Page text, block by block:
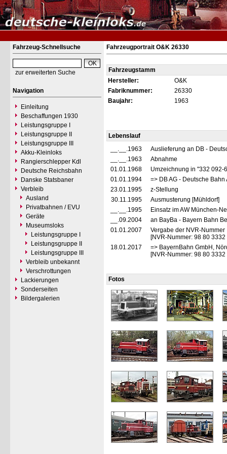
Fahrzeug-Schnellsuche
zur erweiterten Suche
Navigation
Einleitung
Beschaffungen 1930
Leistungsgruppe I
Leistungsgruppe II
Leistungsgruppe III
Akku-Kleinloks
Rangierschlepper Kdl
Deutsche Reichsbahn
Danske Statsbaner
Verbleib
Ausland
Privatbahnen / EVU
Geräte
Museumsloks
Leistungsgruppe I
Leistungsgruppe II
Leistungsgruppe III
Verbleib unbekannt
Verschrottungen
Lackierungen
Sonderseiten
Bildergalerien
Fahrzeugportrait O&K 26330
Fahrzeugstamm
Hersteller:
O&K
Fabriknummer:
26330
Baujahr:
1963
Lebenslauf
__.__.1963
Auslieferung an DB -
__.__.1963
Abnahme
01.01.1968
Umzeichnung in "332 092-
01.01.1994
=> DB AG - Deutsche
23.01.1995
z-Stellung
30.11.1995
Ausmusterung [Mühldorf]
__.__.1995
Einsatz im AW München-
__.09.2004
an BayBa - Bayern Bahn
01.01.2007
Vergabe der NVR-Nummer
[NVR-Nummer: 98 80
18.01.2017
=> BayernBahn GmbH,
[NVR-Nummer: 98 80
Fotos